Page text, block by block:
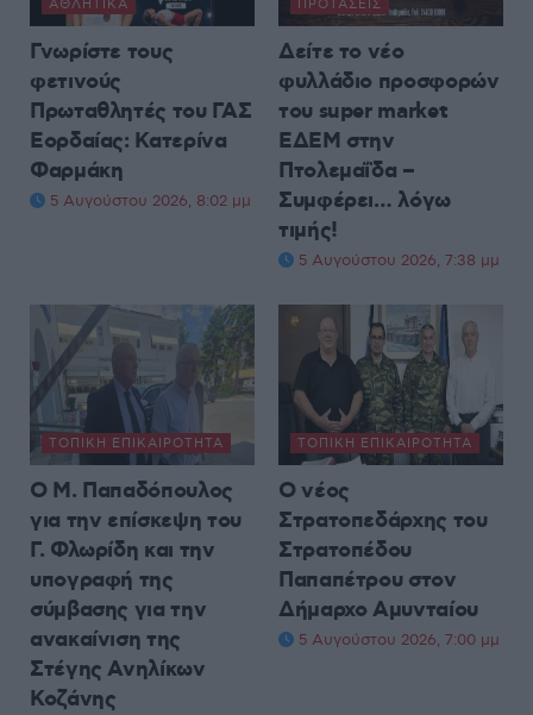
ΑΘΛΗΤΙΚΆ
Γνωρίστε τους
φετινούς
Πρωταθλητές του ΓΑΣ
Εορδαίας: Κατερίνα
Φαρμάκη
5 Αυγούστου 2026, 8:02 μμ
ΠΡΟΤΆΣΕΙΣ
Δείτε το νέο
φυλλάδιο προσφορών
του super market
ΕΔΕΜ στην
Πτολεμαΐδα –
Συμφέρει… λόγω
τιμής!
5 Αυγούστου 2026, 7:38 μμ
ΤΟΠΙΚΉ ΕΠΙΚΑΙΡΌΤΗΤΑ
Ο Μ. Παπαδόπουλος
για την επίσκεψη του
Γ. Φλωρίδη και την
υπογραφή της
σύμβασης για την
ανακαίνιση της
Στέγης Ανηλίκων
Κοζάνης
ΤΟΠΙΚΉ ΕΠΙΚΑΙΡΌΤΗΤΑ
Ο νέος
Στρατοπεδάρχης του
Στρατοπέδου
Παπαπέτρου στον
Δήμαρχο Αμυνταίου
5 Αυγούστου 2026, 7:00 μμ